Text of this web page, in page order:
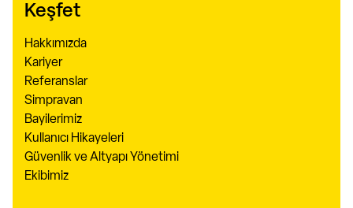
Keşfet
Hakkımızda
Kariyer
Referanslar
Simpravan
Bayilerimiz
Kullanıcı Hikayeleri
Güvenlik ve Altyapı Yönetimi
Ekibimiz